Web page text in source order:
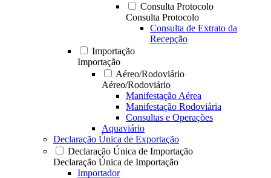
Consulta Protocolo
Consulta Protocolo
Consulta de Extrato da
Recepção
Importação
Importação
Aéreo/Rodoviário
Aéreo/Rodoviário
Manifestação Aérea
Manifestação Rodoviária
Consultas e Operações
Aquaviário
Declaração Única de Exportação
Declaração Única de Importação
Declaração Única de Importação
Importador